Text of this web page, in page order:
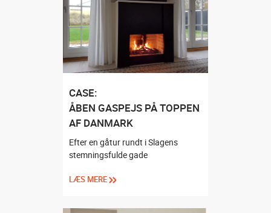
CASE:
ÅBEN GASPEJS PÅ TOPPEN
AF DANMARK
Efter en gåtur rundt i Slagens
stemningsfulde gade
LÆS MERE